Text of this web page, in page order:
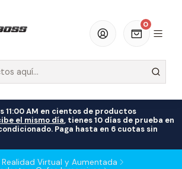
0
11:00 AM en cientos de productos
el mismo día, tienes 10 días de prueba en
Paga hasta en 6 cuotas sin
Realidad Virtual y Aumentada